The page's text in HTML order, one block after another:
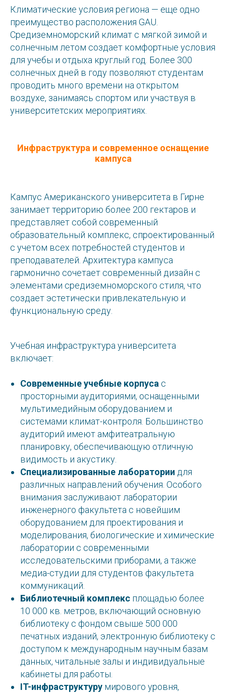
Климатические условия региона — еще одно
преимущество расположения GAU.
Средиземноморский климат с мягкой зимой и
солнечным летом создает комфортные условия
для учебы и отдыха круглый год. Более 300
солнечных дней в году позволяют студентам
проводить много времени на открытом
воздухе, занимаясь спортом или участвуя в
университетских мероприятиях.
Инфраструктура и современное оснащение
кампуса
Кампус Американского университета в Гирне
занимает территорию более 200 гектаров и
представляет собой современный
образовательный комплекс, спроектированный
с учетом всех потребностей студентов и
преподавателей. Архитектура кампуса
гармонично сочетает современный дизайн с
элементами средиземноморского стиля, что
создает эстетически привлекательную и
функциональную среду.
Учебная инфраструктура университета
включает:
Современные учебные корпуса с
просторными аудиториями, оснащенными
мультимедийным оборудованием и
системами климат-контроля. Большинство
аудиторий имеют амфитеатральную
планировку, обеспечивающую отличную
видимость и акустику.
Специализированные лаборатории для
различных направлений обучения. Особого
внимания заслуживают лаборатории
инженерного факультета с новейшим
оборудованием для проектирования и
моделирования, биологические и химические
лаборатории с современными
исследовательскими приборами, а также
медиа-студии для студентов факультета
коммуникаций.
Библиотечный комплекс площадью более
10 000 кв. метров, включающий основную
библиотеку с фондом свыше 500 000
печатных изданий, электронную библиотеку с
доступом к международным научным базам
данных, читальные залы и индивидуальные
кабинеты для работы.
IT-инфраструктуру мирового уровня,